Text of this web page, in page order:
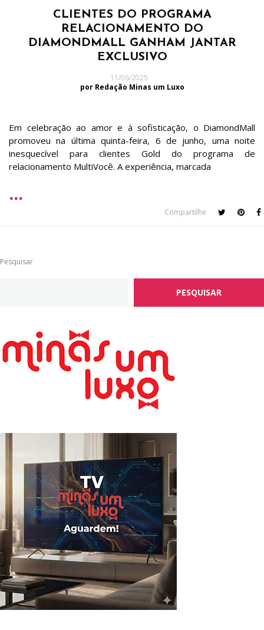
CLIENTES DO PROGRAMA
RELACIONAMENTO DO
DIAMONDMALL GANHAM JANTAR
EXCLUSIVO
11/06/2025
por Redação Minas um Luxo
Em celebração ao amor e à sofisticação, o DiamondMall
promoveu na última quinta-feira, 6 de junho, uma noite
inesquecível para clientes Gold do programa de
relacionamento MultiVocê. A experiência, marcada
Compartilhe
Pesquisar
PESQUISAR